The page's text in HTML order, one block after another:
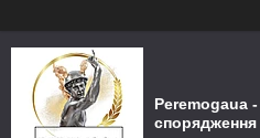
Peremogaua -
спорядження